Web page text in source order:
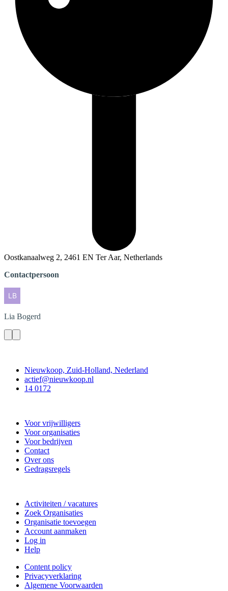
Oostkanaalweg 2, 2461 EN Ter Aar, Netherlands
Contactpersoon
Lia Bogerd
Nieuwkoop, Zuid-Holland, Nederland
actief@nieuwkoop.nl
14 0172
Voor vrijwilligers
Voor organisaties
Voor bedrijven
Contact
Over ons
Gedragsregels
Activiteiten / vacatures
Zoek Organisaties
Organisatie toevoegen
Account aanmaken
Log in
Help
Content policy
Privacyverklaring
Algemene Voorwaarden